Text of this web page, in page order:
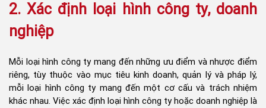
2. Xác định loại hình công ty, doanh
nghiệp
Mỗi loại hình công ty mang đến những ưu điểm và nhược điểm
riêng, tùy thuộc vào mục tiêu kinh doanh, quản lý và pháp lý,
mỗi loại hình công ty mang đến một cơ cấu và trách nhiệm
khác nhau. Việc xác định loại hình công ty hoặc doanh nghiệp là